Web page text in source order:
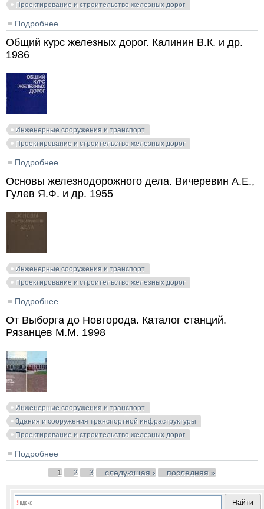
Проектирование и строительство железных дорог
Подробнее
Общий курс железных дорог. Калинин В.К. и др.
1986
Инженерные сооружения и транспорт
Проектирование и строительство железных дорог
Подробнее
Основы железнодорожного дела. Вичеревин А.Е.,
Гулев Я.Ф. и др. 1955
Инженерные сооружения и транспорт
Проектирование и строительство железных дорог
Подробнее
От Выборга до Новгорода. Каталог станций.
Рязанцев М.М. 1998
Инженерные сооружения и транспорт
Здания и сооружения транспортной инфраструктуры
Проектирование и строительство железных дорог
Подробнее
Рязанцев М.М. 1998
1 2 3 следующая › последняя »